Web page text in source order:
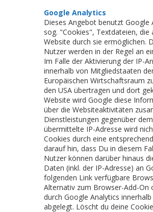
Google Analytics
Dieses Angebot benutzt Google
sog. "Cookies", Textdateien,
Website durch sie ermöglichen.
Nutzer werden in der Regel an
Im Falle der Aktivierung der IP-
innerhalb von Mitgliedstaaten
Europäischen Wirtschaftsraum
den USA übertragen und dort
Website wird Google diese
über die Websiteaktivitäten
Dienstleistungen gegenüber
übermittelte IP-Adresse wird
Cookies durch eine
darauf hin, dass Du in diesem
Nutzer können darüber hinaus
Daten (inkl. der IP-Adresse) an
folgenden Link verfügbare
Alternativ zum Browser-Add-On
durch Google Analytics
abgelegt. Löscht du deine